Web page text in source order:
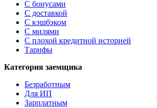
С бонусами
С доставкой
С кэшбэком
С милями
С плохой кредитной историей
Тарифы
Категория заемщика
Безработным
Для ИП
Зарплатным